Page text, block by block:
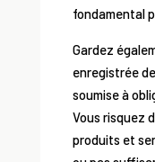
fondamental
Gardez
enregistrée
soumise à
Vous risquez
produits et